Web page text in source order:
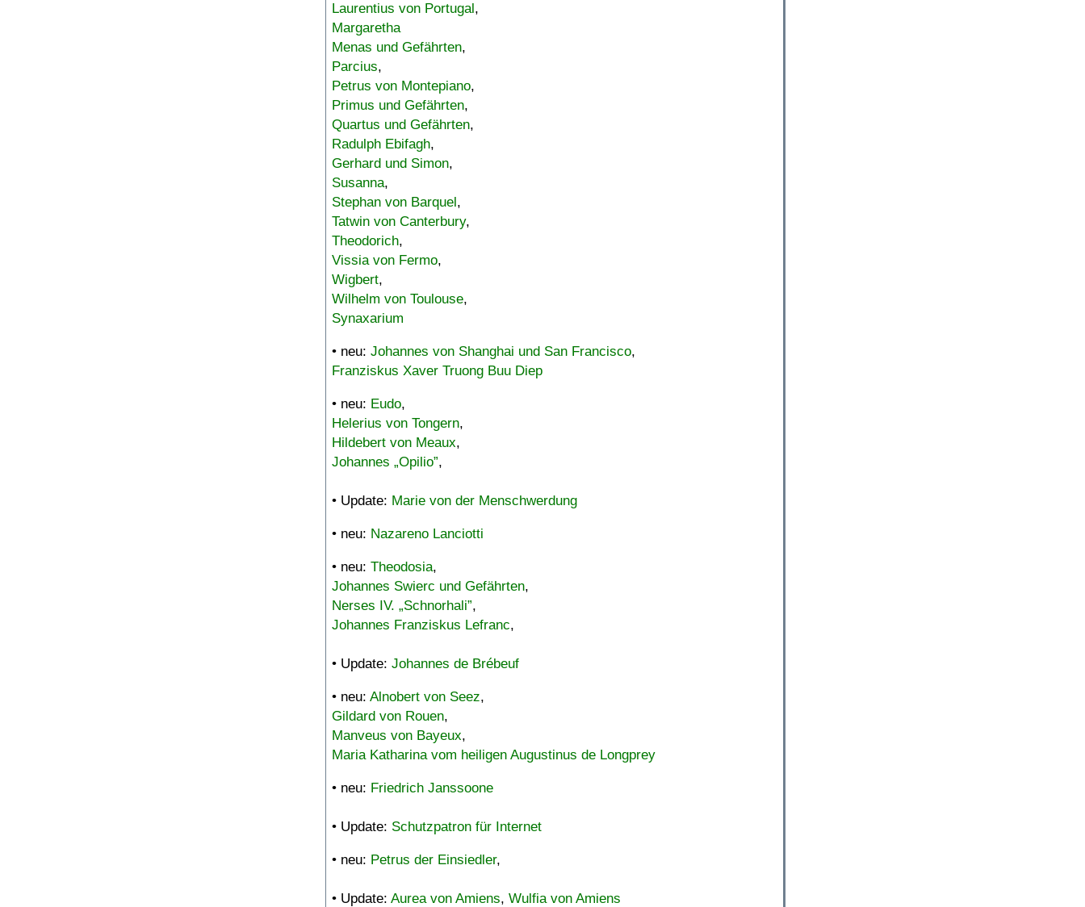
Laurentius von Portugal,
Margaretha
Menas und Gefährten,
Parcius,
Petrus von Montepiano,
Primus und Gefährten,
Quartus und Gefährten,
Radulph Ebifagh,
Gerhard und Simon,
Susanna,
Stephan von Barquel,
Tatwin von Canterbury,
Theodorich,
Vissia von Fermo,
Wigbert,
Wilhelm von Toulouse,
Synaxarium
• neu: Johannes von Shanghai und San Francisco,
Franziskus Xaver Truong Buu Diep
• neu: Eudo,
Helerius von Tongern,
Hildebert von Meaux,
Johannes „Opilio”,
• Update: Marie von der Menschwerdung
• neu: Nazareno Lanciotti
• neu: Theodosia,
Johannes Swierc und Gefährten,
Nerses IV. „Schnorhali”,
Johannes Franziskus Lefranc,
• Update: Johannes de Brébeuf
• neu: Alnobert von Seez,
Gildard von Rouen,
Manveus von Bayeux,
Maria Katharina vom heiligen Augustinus de Longprey
• neu: Friedrich Janssoone
• Update: Schutzpatron für Internet
• neu: Petrus der Einsiedler,
• Update: Aurea von Amiens, Wulfia von Amiens